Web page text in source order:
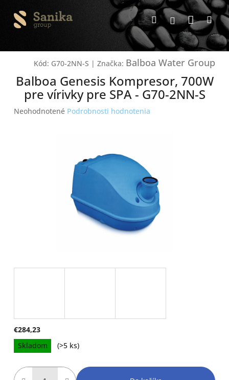
obsah
HľadaťPrihlásenie
košík
Kód: G70-2NN-S | Značka: Balboa Water Group
Balboa Genesis Kompresor, 700W
pre vírivky pre SPA - G70-2NN-S
Priemerné
Neohodnotené Podrobnosti hodnotenia
€284,23
Jednotková
cena:
Skladom (>5 ks)